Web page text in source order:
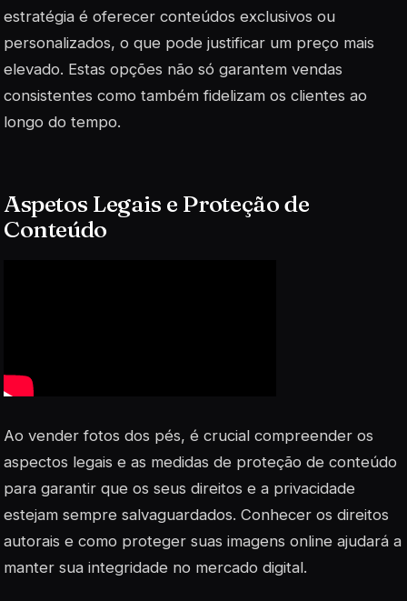
estratégia é oferecer conteúdos exclusivos ou
personalizados, o que pode justificar um preço mais
elevado. Estas opções não só garantem vendas
consistentes como também fidelizam os clientes ao
longo do tempo.
Aspetos Legais e Proteção de
Conteúdo
Ao vender fotos dos pés, é crucial compreender os
aspectos legais e as medidas de proteção de conteúdo
para garantir que os seus direitos e a privacidade
estejam sempre salvaguardados. Conhecer os direitos
autorais e como proteger suas imagens online ajudará a
manter sua integridade no mercado digital.